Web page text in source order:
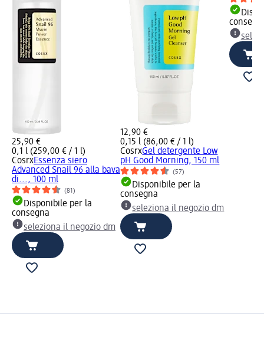
25,90 €
0,1 l (259,00 € / 1 l)
CosrxEssenza siero
Advanced Snail 96 alla bava
di..., 100 ml
(81)
Disponibile per la
consegna
seleziona il negozio dm
12,90 €
0,15 l (86,00 € / 1 l)
CosrxGel detergente Low
pH Good Morning, 150 ml
(57)
Disponibile per la
consegna
seleziona il negozio dm